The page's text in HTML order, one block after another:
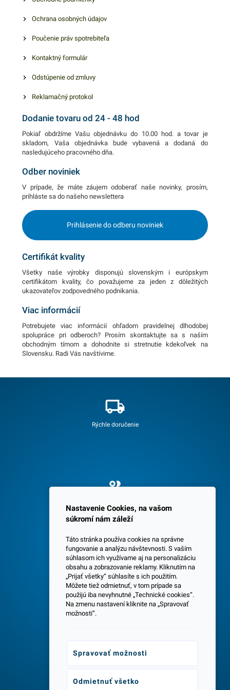
Ochrana osobných údajov
Poučenie práv spotrebiteľa
Kontaktný formulár
Odstúpenie od zmluvy
Reklamačný protokol
Dodanie tovaru od 24 - 48 hod
Pokiaľ obdržíme Vašu objednávku do 10.00 hod. a tovar je
skladom, Vaša objednávka bude vybavená a dodaná do
nasledujúceho pracovného dňa.
Odber noviniek
V prípade, že máte záujem odoberať naše novinky, prosím,
prihláste sa do našeho newslettera
Prihlásenie do odberu noviniek
Certifikát kvality
Všetky naše výrobky disponujú slovenským i európskym
certifikátom kvality, čo považujeme za jeden z dôležitých
ukazovateľov zodpovedného podnikania.
Viac informácií
Potrebujete viac informácií ohľadom pravidelnej dlhodobej
spolupráce pri odberoch? Prosím skontaktujte sa s naším
obchodným tímom a dohodnite si stretnutie kdekoľvek na
Slovensku. Radi Vás navštívime.
Rýchle doručenie
Spokojných 3600 zákazníkov
Centrála a predajňa v Senci
Nastavenie Cookies, na vašom
súkromí nám záleží
Táto stránka používa cookies na správne
fungovanie a analýzu návštevnosti. S vaším
súhlasom ich využívame aj na personalizáciu
obsahu a zobrazovanie reklamy. Kliknutím na
„Prijať všetky“ súhlasíte s ich použitím.
Môžete tiež odmietnuť, v tom prípade sa
použijú iba nevyhnutné „Technické cookies“.
Na zmenu nastavení kliknite na „Spravovať
možnosti“.
Spravovať možnosti
Odmietnuť všetko